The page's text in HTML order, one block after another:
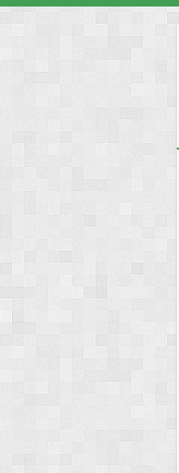
contenuto